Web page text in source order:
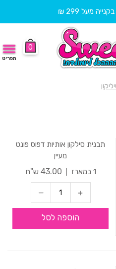
בקנייה מעל 299 ₪
0
תפריט
תבנית סילקון אותיות דפוס פונט
מעיין
1 במארז
43.00 ש"ח
הוספה לסל